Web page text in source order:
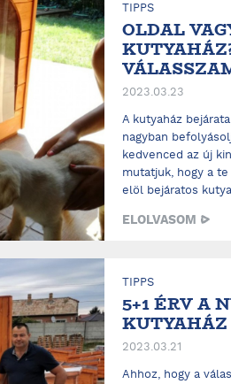
TIPPS
OLDAL
2023.03.23
A kutyaház
nagyban
kedvenced az új
mutatjuk, hogy a
elöl bejáratos
ELOLVASOM
TIPPS
5+1 ÉRV A
2023.03.21
Ahhoz, hogy a